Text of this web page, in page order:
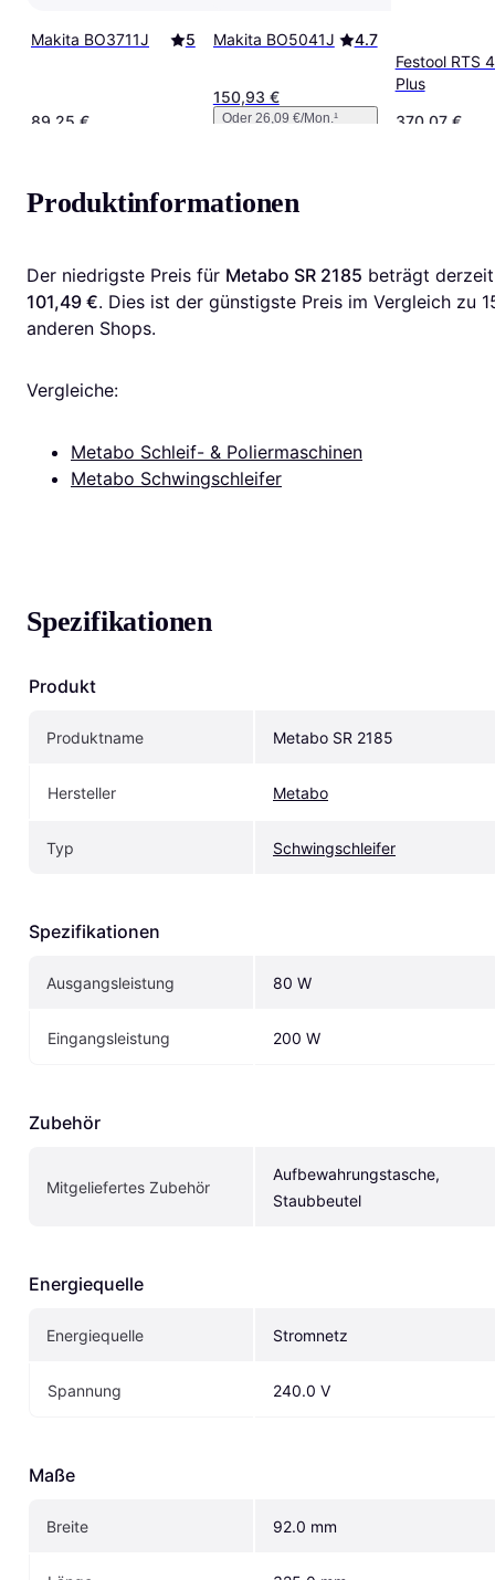
Makita BO3711J 5
89,25 €
Makita BO5041J 4.7
150,93 €
Oder 26,09 €/Mon.¹
Festool RTS
Plus
370,07 €
Produktinformationen
Der niedrigste Preis für Metabo SR 2185
101,49 €. Dies ist der günstigste Preis im Vergleich zu
anderen Shops.
Vergleiche:
Metabo Schleif- & Poliermaschinen
Metabo Schwingschleifer
Spezifikationen
Produkt
Produktname Metabo SR 2185
Hersteller Metabo
Typ Schwingschleifer
Spezifikationen
Ausgangsleistung 80 W
Eingangsleistung 200 W
Zubehör
Mitgeliefertes Zubehör
Aufbewahrungstasche,
Staubbeutel
Energiequelle
Energiequelle Stromnetz
Spannung 240.0 V
Maße
Breite 92.0 mm